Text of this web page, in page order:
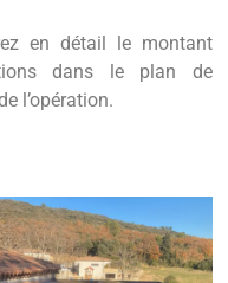
en détail le montant
dans le plan de
l’opération.